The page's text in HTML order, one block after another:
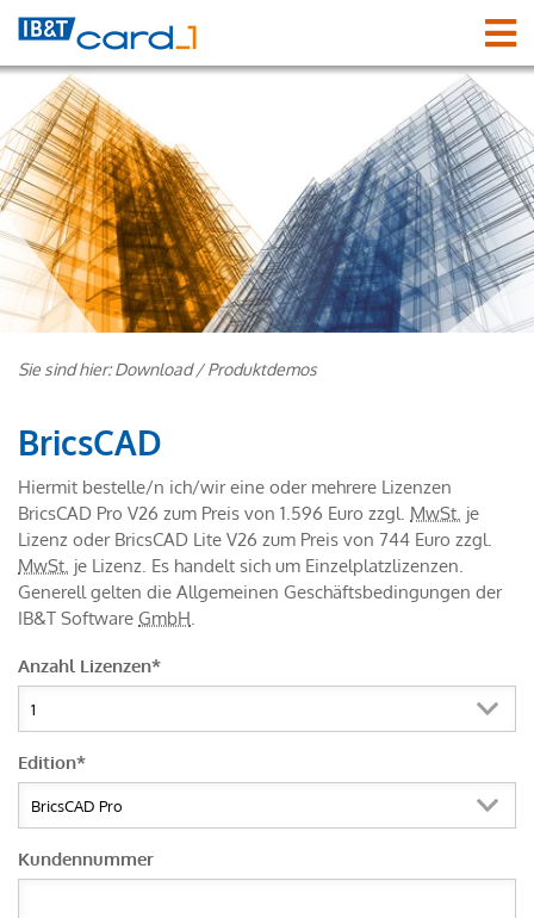
Sie sind hier:Download/Produktdemos
BricsCAD
Hiermit bestelle/n ich/wir eine oder mehrere Lizenzen
BricsCAD Pro V26 zum Preis von 1.596 Euro zzgl. MwSt. je
Lizenz oder BricsCAD Lite V26 zum Preis von 744 Euro zzgl.
MwSt. je Lizenz. Es handelt sich um Einzelplatzlizenzen.
Generell gelten die Allgemeinen Geschäftsbedingungen der
IB&T Software GmbH.
Anzahl Lizenzen*
Edition*
Kundennummer